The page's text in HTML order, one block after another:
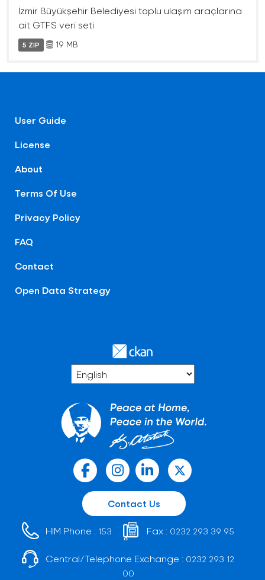
İzmir Büyükşehir Belediyesi toplu ulaşım araçlarına
ait GTFS veri seti
5 ZIP 19 MB
User Guide
License
About
Terms Of Use
Privacy Policy
FAQ
Contact
Open Data Strategy
Contact Us
HIM Phone : 153 Fax : 0232 293 39 95
Central/Telephone Exchange : 0232 293 12
00